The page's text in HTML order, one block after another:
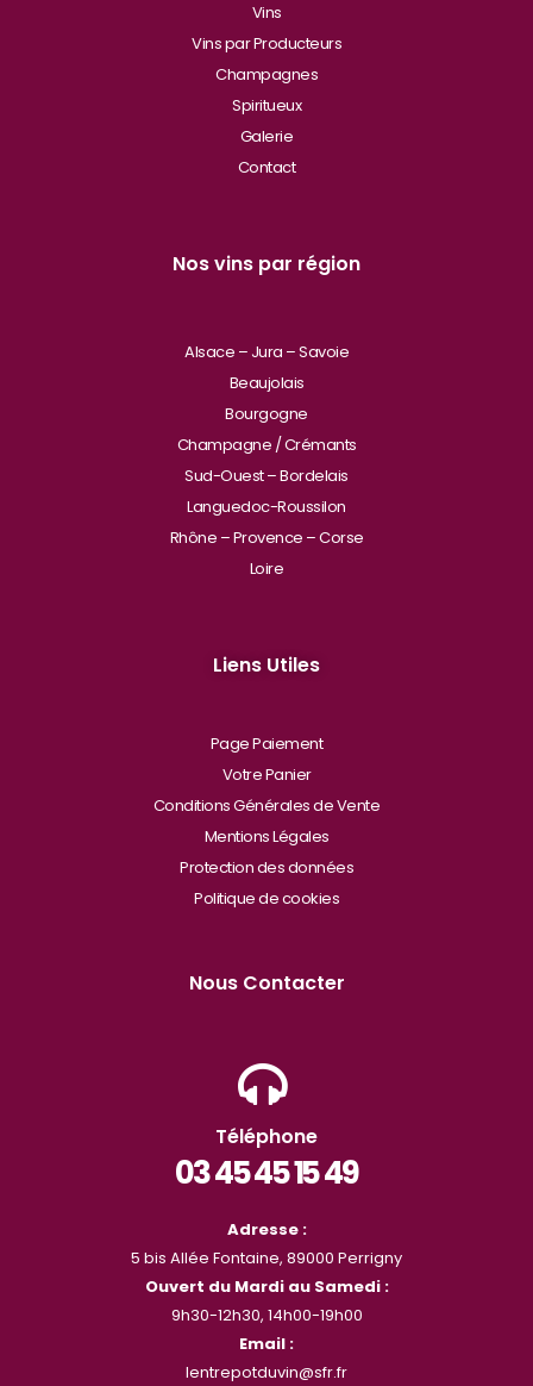
Vins
Vins par Producteurs
Champagnes
Spiritueux
Galerie
Contact
Nos vins par région
Alsace – Jura – Savoie
Beaujolais
Bourgogne
Champagne / Crémants
Sud-Ouest – Bordelais
Languedoc-Roussilon
Rhône – Provence – Corse
Loire
Liens Utiles
Page Paiement
Votre Panier
Conditions Générales de Vente
Mentions Légales
Protection des données
Politique de cookies
Nous Contacter
Téléphone
03 45 45 15 49
Adresse :
5 bis Allée Fontaine, 89000 Perrigny
Ouvert du Mardi au Samedi :
9h30-12h30, 14h00-19h00
Email :
lentrepotduvin@sfr.fr